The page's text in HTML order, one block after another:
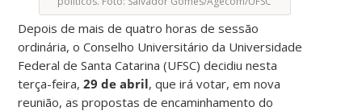
Depois de mais de quatro horas de sessão
ordinária, o Conselho Universitário da Universidade
Federal de Santa Catarina (UFSC) decidiu nesta
terça-feira,29 de abril, que irá votar, em nova
reunião, as propostas de encaminhamento do